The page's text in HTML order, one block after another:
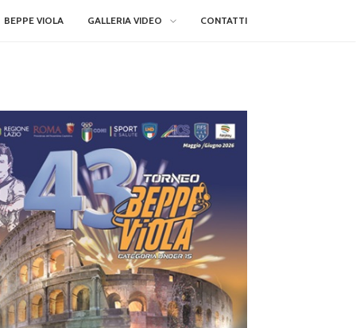
BEPPE VIOLA GALLERIA VIDEO CONTATTI